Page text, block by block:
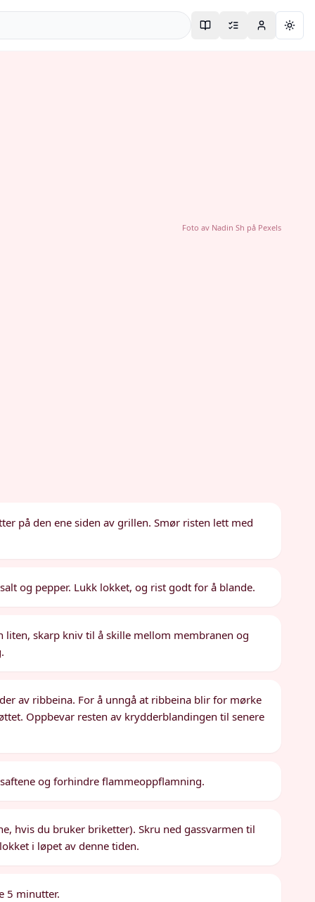
Foto av Nadin Sh på Pexels
på den ene siden av grillen. Smør risten lett med
og pepper. Lukk lokket, og rist godt for å blande.
skarp kniv til å skille mellom membranen og
av ribbeina. For å unngå at ribbeina blir for mørke
Oppbevar resten av krydderblandingen til senere
og forhindre flammeoppflamning.
hvis du bruker briketter). Skru ned gassvarmen til
i løpet av denne tiden.
5 minutter.